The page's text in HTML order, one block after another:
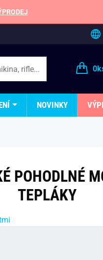
0
NOVINKY
POHODLNÉ
TEPLÁKY